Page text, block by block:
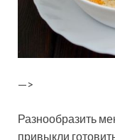
—>
Разнообразить
привыкли